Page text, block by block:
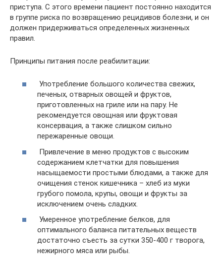
приступа. С этого времени пациент постоянно находится
в группе риска по возвращению рецидивов болезни, и он
должен придерживаться определенных жизненных
правил.
Принципы питания после реабилитации:
Употребление большого количества свежих,
печеных, отварных овощей и фруктов,
приготовленных на гриле или на пару. Не
рекомендуется овощная или фруктовая
консервация, а также слишком сильно
пережаренные овощи.
Привлечение в меню продуктов с высоким
содержанием клетчатки для повышения
насыщаемости простыми блюдами, а также для
очищения стенок кишечника – хлеб из муки
грубого помола, крупы, овощи и фрукты за
исключением очень сладких.
Умеренное употребление белков, для
оптимального баланса питательных веществ
достаточно съесть за сутки 350-400 г творога,
нежирного мяса или рыбы.